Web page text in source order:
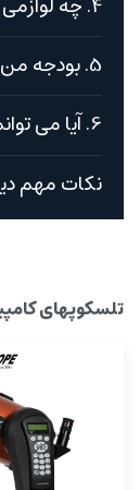
5. بودجه من چقدر باید باشد؟
6. آیا می توانم با تلسکوپم عکاسی کنم؟
نکات مهم
تلسکوپهای